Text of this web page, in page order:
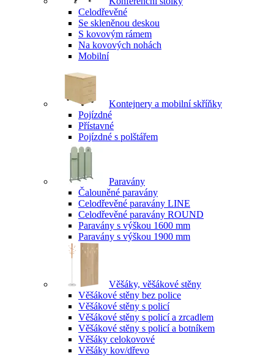
Celodřevěné
Se skleněnou deskou
S kovovým rámem
Na kovových nohách
Mobilní
Kontejnery a mobilní skříňky
Pojízdné
Přístavné
Pojízdné s polštářem
Paravány
Čalouněné paravány
Celodřevěné paravány LINE
Celodřevěné paravány ROUND
Paravány s výškou 1600 mm
Paravány s výškou 1900 mm
Věšáky, věšákové stěny
Věšákové stěny bez police
Věšákové stěny s policí
Věšákové stěny s policí a zrcadlem
Věšákové stěny s policí a botníkem
Věšáky celokovové
Věšáky kov/dřevo